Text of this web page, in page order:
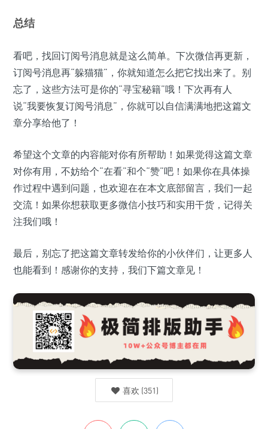
总结
看吧，找回订阅号消息就是这么简单。下次微信再更新，
订阅号消息再“躲猫猫”，你就知道怎么把它找出来了。别
忘了，这些方法可是你的“寻宝秘籍”哦！下次再有人
说“我要恢复订阅号消息”，你就可以自信满满地把这篇文
章分享给他了！
希望这个文章的内容能对你有所帮助！如果觉得这篇文章
对你有用，不妨给个“在看”和个“赞”吧！如果你在具体操
作过程中遇到问题，也欢迎在在本文底部留言，我们一起
交流！如果你想获取更多微信小技巧和实用干货，记得关
注我们哦！
最后，别忘了把这篇文章转发给你的小伙伴们，让更多人
也能看到！感谢你的支持，我们下篇文章见！
喜欢 (351)